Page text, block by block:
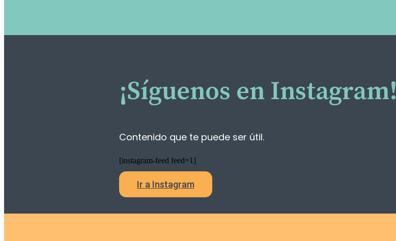
¡Síguenos en Instagram!
Contenido que te puede ser útil.
[instagram-feed feed=1]
Ir a Instagram